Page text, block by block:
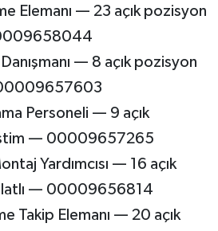
Elemanı — 23 açık pozisyon
— 8 açık pozisyon
Personeli — 9 açık
— 00009657265
Yardımcısı — 16 açık
— 00009656814
Takip Elemanı — 20 açık